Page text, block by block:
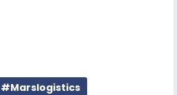
#Marslogistics